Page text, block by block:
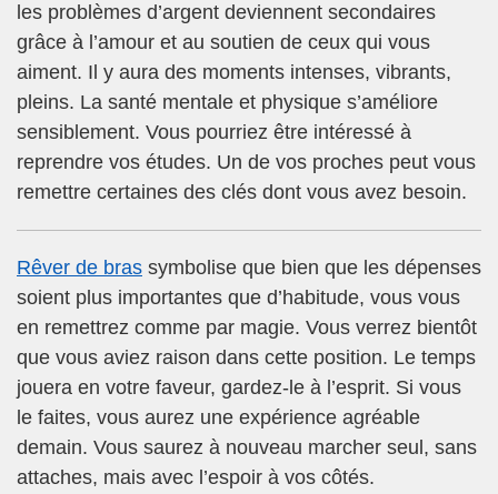
les problèmes d’argent deviennent secondaires
grâce à l’amour et au soutien de ceux qui vous
aiment. Il y aura des moments intenses, vibrants,
pleins. La santé mentale et physique s’améliore
sensiblement. Vous pourriez être intéressé à
reprendre vos études. Un de vos proches peut vous
remettre certaines des clés dont vous avez besoin.
Rêver de bras symbolise que bien que les dépenses
soient plus importantes que d’habitude, vous vous
en remettrez comme par magie. Vous verrez bientôt
que vous aviez raison dans cette position. Le temps
jouera en votre faveur, gardez-le à l’esprit. Si vous
le faites, vous aurez une expérience agréable
demain. Vous saurez à nouveau marcher seul, sans
attaches, mais avec l’espoir à vos côtés.